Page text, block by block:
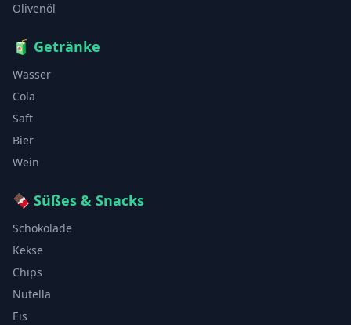
Olivenöl
🧃 Getränke
Wasser
Cola
Saft
Bier
Wein
🍫 Süßes & Snacks
Schokolade
Kekse
Chips
Nutella
Eis